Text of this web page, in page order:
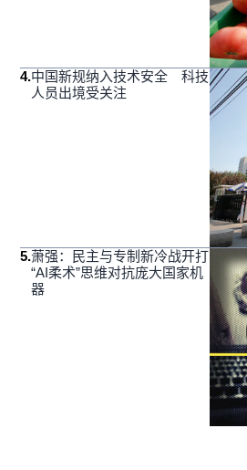
4.中国新规纳入技术安全 科技
人员出境受关注
5.萧强：民主与专制新冷战开打
“AI柔术”思维对抗庞大国家机
器